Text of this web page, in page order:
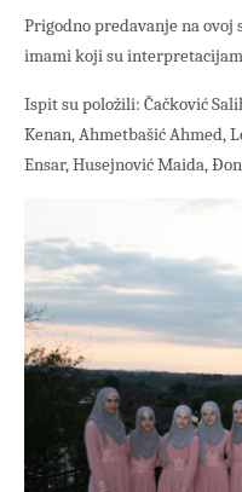
Prigodno predavanje na ovoj
imami koji su
Ispit su položili: Čačković
Kenan, Ahmetbašić Ahmed,
Ensar, Husejnović Maida,